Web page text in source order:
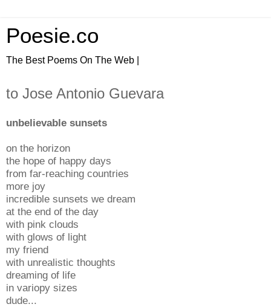
Poesie.co
The Best Poems On The Web |
to Jose Antonio Guevara
unbelievable sunsets
on the horizon
the hope of happy days
from far-reaching countries
more joy
incredible sunsets we dream
at the end of the day
with pink clouds
with glows of light
my friend
with unrealistic thoughts
dreaming of life
in variopy sizes
dude...